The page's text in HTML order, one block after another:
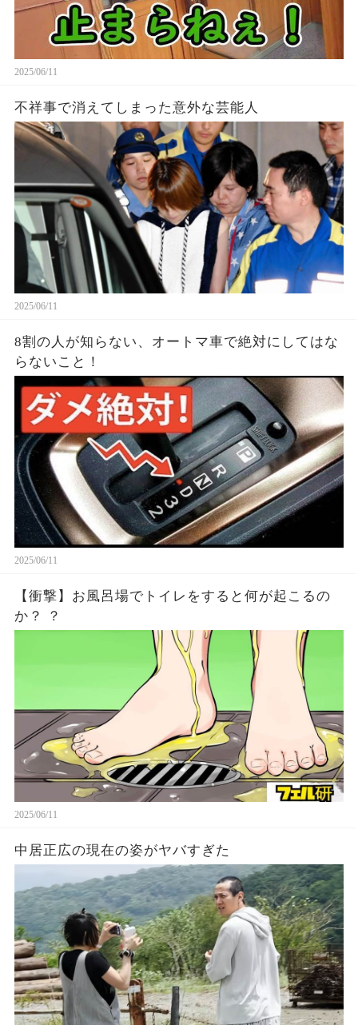
2025/06/11
不祥事で消えてしまった意外な芸能人
2025/06/11
8割の人が知らない、オートマ車で絶対にしてはな
らないこと！
2025/06/11
【衝撃】お風呂場でトイレをすると何が起こるの
か？ ？
2025/06/11
中居正広の現在の姿がヤバすぎた